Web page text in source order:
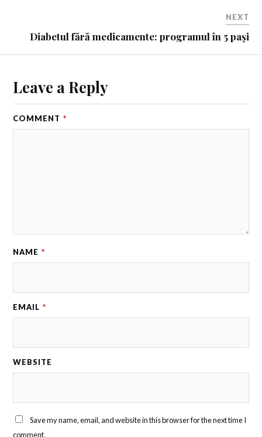
NEXT
Diabetul fără medicamente: programul în 5 pași
Leave a Reply
COMMENT *
NAME *
EMAIL *
WEBSITE
Save my name, email, and website in this browser for the next time I
comment.